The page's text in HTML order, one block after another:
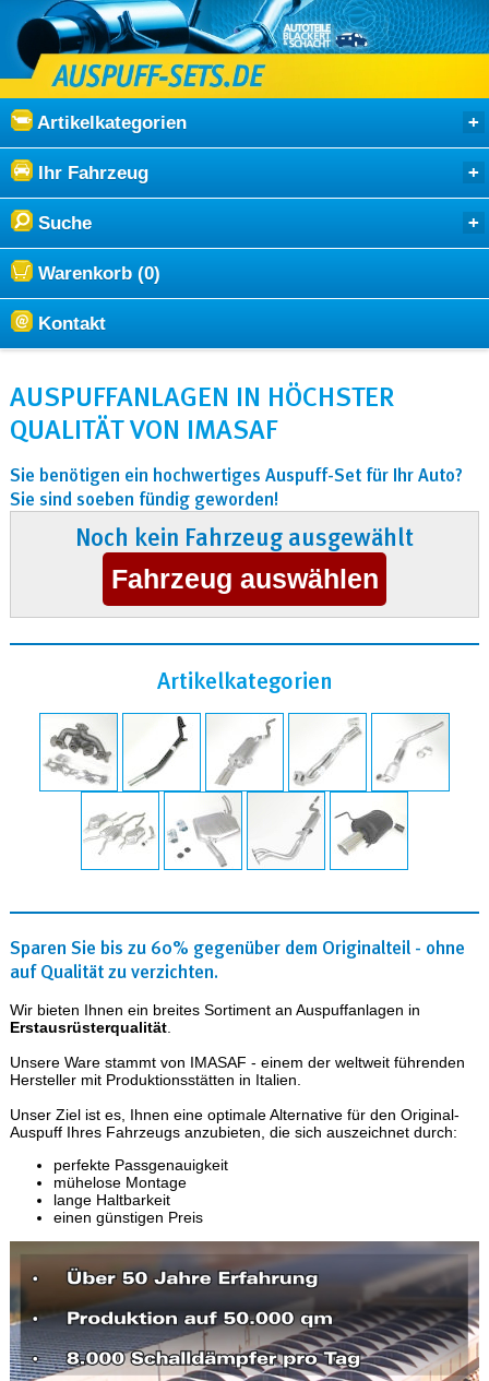
Artikelkategorien
Ihr Fahrzeug
Suche
Warenkorb (0)
Kontakt
AUSPUFFANLAGEN IN HÖCHSTER
QUALITÄT VON IMASAF
Sie benötigen ein hochwertiges Auspuff-Set für Ihr Auto?
Sie sind soeben fündig geworden!
Noch kein Fahrzeug ausgewählt
Artikelkategorien
Sparen Sie bis zu 60% gegenüber dem Originalteil - ohne
auf Qualität zu verzichten.
Wir bieten Ihnen ein breites Sortiment an Auspuffanlagen in
Erstausrüsterqualität.
Unsere Ware stammt von IMASAF - einem der weltweit führenden
Hersteller mit Produktionsstätten in Italien.
Unser Ziel ist es, Ihnen eine optimale Alternative für den Original-
Auspuff Ihres Fahrzeugs anzubieten, die sich auszeichnet durch:
perfekte Passgenauigkeit
mühelose Montage
lange Haltbarkeit
einen günstigen Preis